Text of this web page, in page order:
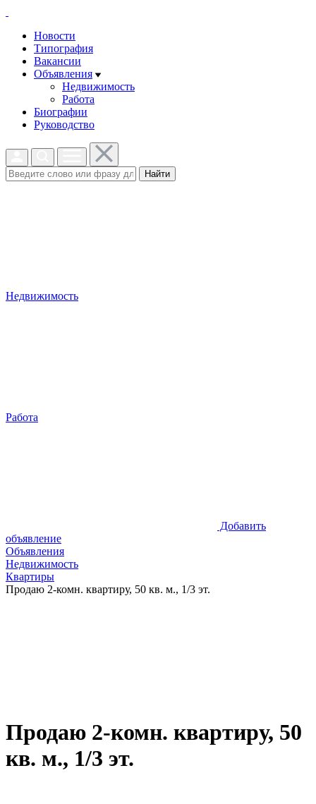
Новости
Типография
Вакансии
Объявления
Недвижимость
Работа
Биографии
Руководство
Найти
Недвижимость
Работа
Добавить
объявление
Объявления
Недвижимость
Квартиры
Продаю 2-комн. квартиру, 50 кв. м., 1/3 эт.
Продаю 2-комн. квартиру, 50
кв. м., 1/3 эт.